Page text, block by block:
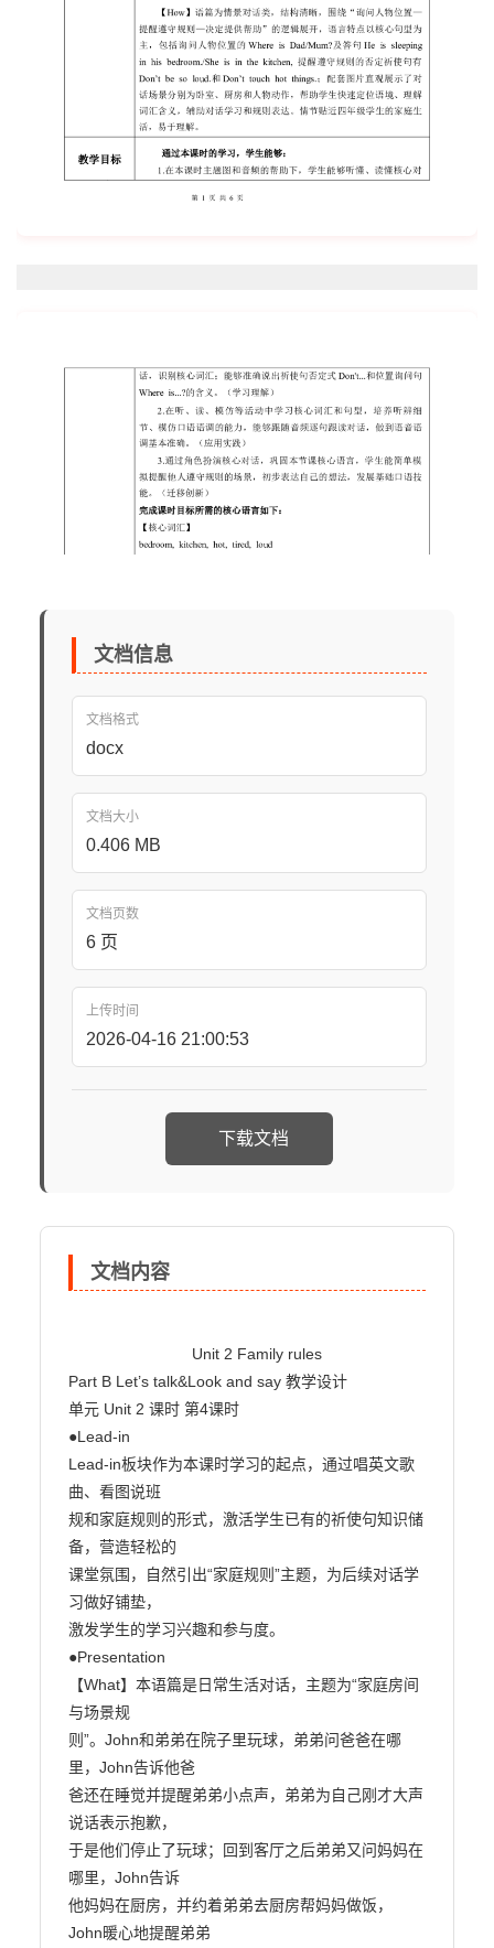
文档信息
文档格式
docx
文档大小
0.406 MB
文档页数
6 页
上传时间
2026-04-16 21:00:53
下载文档
文档内容
Part B Let’s talk&Look and say 教学设计
单元 Unit 2 课时 第4课时
●Lead-in
Lead-in板块作为本课时学习的起点，通过唱英文歌
曲、看图说班
规和家庭规则的形式，激活学生已有的祈使句知识储
备，营造轻松的
课堂氛围，自然引出“家庭规则”主题，为后续对话学
习做好铺垫，
激发学生的学习兴趣和参与度。
●Presentation
【What】本语篇是日常生活对话，主题为“家庭房间
与场景规
则”。John和弟弟在院子里玩球，弟弟问爸爸在哪
里，John告诉他爸
爸还在睡觉并提醒弟弟小点声，弟弟为自己刚才大声
说话表示抱歉，
于是他们停止了玩球；回到客厅之后弟弟又问妈妈在
哪里，John告诉
他妈妈在厨房，并约着弟弟去厨房帮妈妈做饭，
John暖心地提醒弟弟